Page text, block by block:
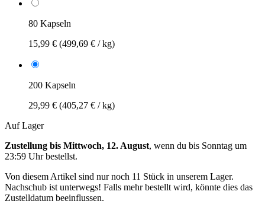
80 Kapseln
15,99 € (499,69 € / kg)
200 Kapseln
29,99 € (405,27 € / kg)
Auf Lager
Zustellung bis Mittwoch, 12. August, wenn du bis Sonntag um
23:59 Uhrbestellst.
Von diesem Artikel sind nur noch 11 Stück in unserem Lager.
Nachschub ist unterwegs! Falls mehr bestellt wird, könnte dies das
Zustelldatum beeinflussen.